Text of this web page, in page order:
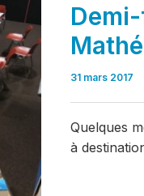
31 mars 2017
Quelques
à